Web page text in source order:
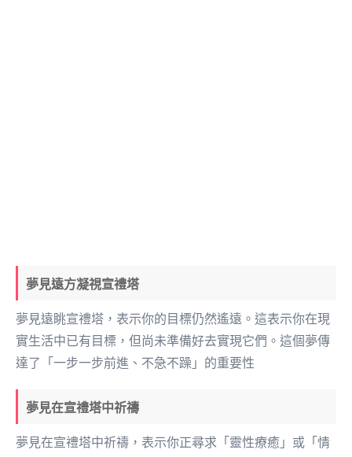
夢見遠方凝視宣禮塔
夢見遠眺宣禮塔，表示你的目標仍然遙遠。這表示你在現
實生活中已有目標，但尚未準備好去實現它們。這個夢傳
達了「一步一步前進、不急不躁」的重要性
夢見在宣禮塔中祈禱
夢見在宣禮塔中祈禱，表示你正尋求「靈性療癒」或「情